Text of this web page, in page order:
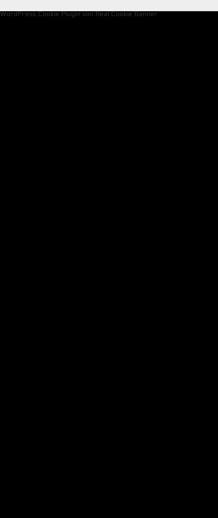
WordPress Cookie Plugin von Real Cookie Banner